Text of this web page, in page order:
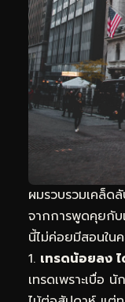
ผมรวบรวมเคล็ด
จากการพูดคุยกับ
นี้ไม่ค่อยมีสอนใน
เทรดน้อยลง
เทรดเพราะเบื่อ